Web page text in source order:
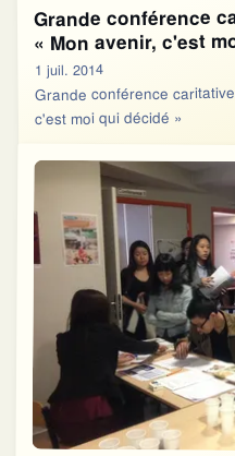
Grande conférence
« Mon avenir, c'est
1 juil. 2014
Grande conférence
c'est moi qui décidé »